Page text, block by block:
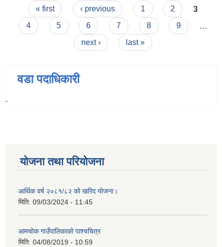
(२०७८-११-२७)
Pages
« first ‹ previous 1 2
3
4
5 6 7 8 9
next ›
last »
वडा पदाधिकारी
-
योजना तथा परियोजना
आर्थिक वर्ष २०८१/८२ को खरिद योजना।
मिति: 09/03/2024 - 11:45
आमचोक गाउँपालिकाको पाश्चचित्र
मिति: 04/08/2019 - 10:59